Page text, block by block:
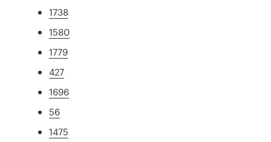
1738
1580
1779
427
1696
56
1475